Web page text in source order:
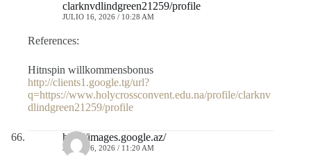
clarknvdlindgreen21259/profile
JULIO 16, 2026 / 10:28 AM
References:
Hitnspin willkommensbonus
http://clients1.google.tg/url?
q=https://www.holycrossconvent.edu.na/profile/clarknv
dlindgreen21259/profile
http://images.google.az/
JULIO 16, 2026 / 11:20 AM